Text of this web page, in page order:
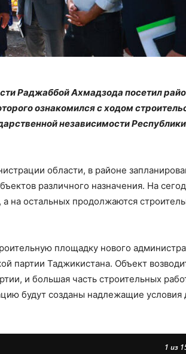
Раджаббой Ахмадзода посетил
ознакомился с ходом
независимости Республики
области, в районе
различного назначения. На
на остальных продолжаются
площадку нового
партии Таджикистана. Объект
и большая часть строительных
будут созданы надлежащие условия
1 из